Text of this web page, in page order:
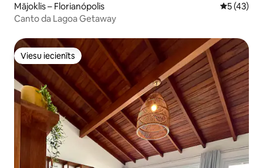
Mājoklis – Florianópolis Vidējais
5 (43)
Canto da Lagoa Getaway
Viesu iecienīts
Viesu iecienīts